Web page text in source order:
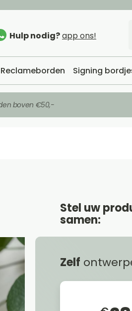
Hulp nodig?app ons!
Reclameborden Signing
boven €50,-
Stel uw
samen:
Zelf